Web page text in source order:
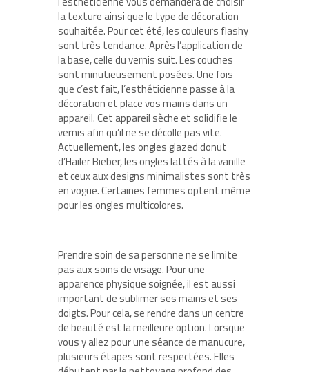
la texture ainsi que le type de décoration
souhaitée. Pour cet été, les couleurs flashy
sont très tendance. Après l’application de
la base, celle du vernis suit. Les couches
sont minutieusement posées. Une fois
que c’est fait, l’esthéticienne passe à la
décoration et place vos mains dans un
appareil. Cet appareil sèche et solidifie le
vernis afin qu’il ne se décolle pas vite.
Actuellement, les ongles glazed donut
d’Hailer Bieber, les ongles lattés à la vanille
et ceux aux designs minimalistes sont très
en vogue. Certaines femmes optent même
pour les ongles multicolores.
Prendre soin de sa personne ne se limite
pas aux soins de visage. Pour une
apparence physique soignée, il est aussi
important de sublimer ses mains et ses
doigts. Pour cela, se rendre dans un centre
de beauté est la meilleure option. Lorsque
vous y allez pour une séance de manucure,
plusieurs étapes sont respectées. Elles